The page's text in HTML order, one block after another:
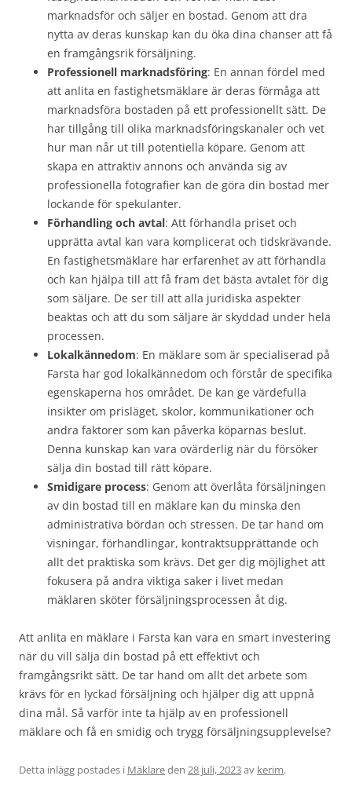
marknadsför och säljer en bostad. Genom att dra
nytta av deras kunskap kan du öka dina chanser att få
en framgångsrik försäljning.
Professionell marknadsföring: En annan fördel med
att anlita en fastighetsmäklare är deras förmåga att
marknadsföra bostaden på ett professionellt sätt. De
har tillgång till olika marknadsföringskanaler och vet
hur man når ut till potentiella köpare. Genom att
skapa en attraktiv annons och använda sig av
professionella fotografier kan de göra din bostad mer
lockande för spekulanter.
Förhandling och avtal: Att förhandla priset och
upprätta avtal kan vara komplicerat och tidskrävande.
En fastighetsmäklare har erfarenhet av att förhandla
och kan hjälpa till att få fram det bästa avtalet för dig
som säljare. De ser till att alla juridiska aspekter
beaktas och att du som säljare är skyddad under hela
processen.
Lokalkännedom: En mäklare som är specialiserad på
Farsta har god lokalkännedom och förstår de specifika
egenskaperna hos området. De kan ge värdefulla
insikter om prisläget, skolor, kommunikationer och
andra faktorer som kan påverka köparnas beslut.
Denna kunskap kan vara ovärderlig när du försöker
sälja din bostad till rätt köpare.
Smidigare process: Genom att överlåta försäljningen
av din bostad till en mäklare kan du minska den
administrativa bördan och stressen. De tar hand om
visningar, förhandlingar, kontraktsupprättande och
allt det praktiska som krävs. Det ger dig möjlighet att
fokusera på andra viktiga saker i livet medan
mäklaren sköter försäljningsprocessen åt dig.
Att anlita en mäklare i Farsta kan vara en smart investering
när du vill sälja din bostad på ett effektivt och
framgångsrikt sätt. De tar hand om allt det arbete som
krävs för en lyckad försäljning och hjälper dig att uppnå
dina mål. Så varför inte ta hjälp av en professionell
mäklare och få en smidig och trygg försäljningsupplevelse?
Detta inlägg postades i Mäklareden 28 juli, 2023av kerim.